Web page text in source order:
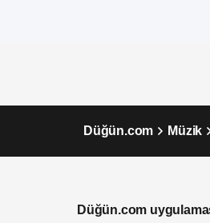
Düğün.com Müzik
Düğün.com